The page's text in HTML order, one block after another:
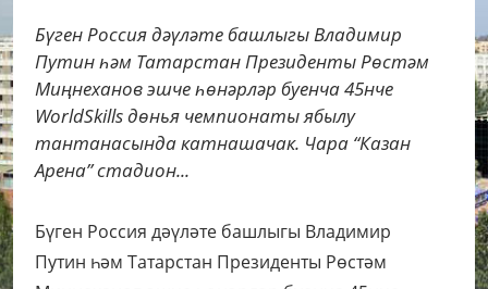
Бүген Россия дәүләте башлыгы Владимир
Путин һәм Татарстан Президенты Рөстәм
Миңнеханов эшче һөнәрләр буенча 45нче
WorldSkills дөнья чемпионаты ябылу
тантанасында катнашачак. Чара “Казан
Арена” стадион...
Бүген Россия дәүләте башлыгы Владимир
Путин һәм Татарстан Президенты Рөстәм